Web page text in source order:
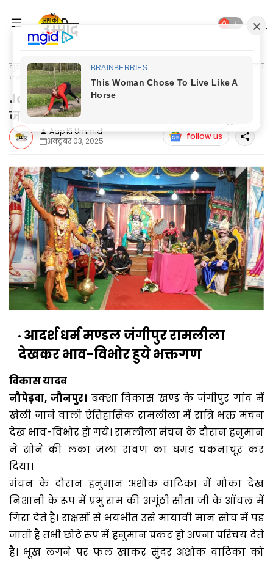
मुख्यपृष्ठ Jaunpur Update
Jaunpur News: हनुमान ने सोने की लंका
जलाकर रावण का घमंड किया चकनाचूर
Jaunpur News: हनुमान ने सोने की लंका
जलाकर रावण का घमंड किया चकनाचूर
Aap Ki Ummid
अक्टूबर 03, 2025
follow us
आदर्श धर्म मण्डल जंगीपुर रामलीला
देखकर भाव-विभोर हुये भक्तगण
विकास यादव
नौपेड़वा, जौनपुर। बक्शा विकास खण्ड के जंगीपुर गांव में
खेली जाने वाली ऐतिहासिक रामलीला में रात्रि भक्त मंचन
देख भाव-विभोर हो गये। रामलीला मंचन के दौरान हनुमान
ने सोने की लंका जला रावण का घमंड चकनाचूर कर
दिया।
मंचन के दौरान हनुमान अशोक वाटिका में मौका देख
निशानी के रूप में प्रभु राम की अगूंठी सीता जी के आँचल में
गिरा देते है। राक्षसों से भयभीत उसे मायावी मान सोच में पड़
जाती है तभी छोटे रूप में हनुमान प्रकट हो अपना परिचय देते
है। भूख लगने पर फल खाकर सुंदर अशोक वाटिका को